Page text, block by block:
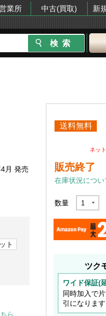
業所 中古(買取) 新
月 発売
ト
ら
送料無料
ネッ
販売終了
在庫状況につい
数量
ツク
ワイド保証(
同時加入で
引になります